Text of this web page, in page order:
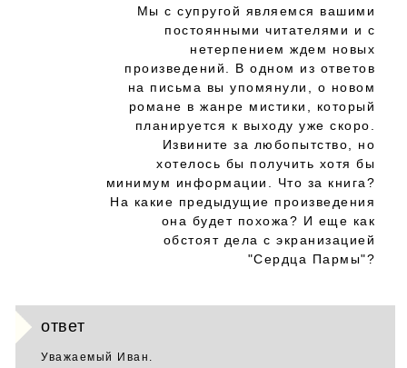
Мы с супругой являемся вашими
постоянными читателями и с
нетерпением ждем новых
произведений. В одном из ответов
на письма вы упомянули, о новом
романе в жанре мистики, который
планируется к выходу уже скоро.
Извините за любопытство, но
хотелось бы получить хотя бы
минимум информации. Что за книга?
На какие предыдущие произведения
она будет похожа? И еще как
обстоят дела с экранизацией
"Сердца Пармы"?
ответ
Уважаемый Иван.